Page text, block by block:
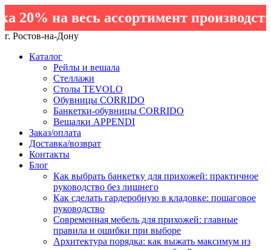
20% на весь ассортимент
г. Ростов-на-Дону
Каталог
Рейлы и вешала
Стеллажи
Столы TEVOLO
Обувницы CORRIDO
Банкетки-обувницы CORRIDO
Вешалки APPENDI
Заказ/оплата
Доставка/возврат
Контакты
Блог
Как выбрать банкетку для прихожей: практичное
руководство без лишнего
Как сделать гардеробную в кладовке: пошаговое
руководство
Современная мебель для прихожей: главные
правила и ошибки при выборе
Архитектура порядка: как выжать максимум из